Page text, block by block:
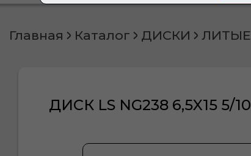
Главная Каталог ДИСКИ ЛИТЫЕ
ДИСК LS NG238 6,5X15 5/